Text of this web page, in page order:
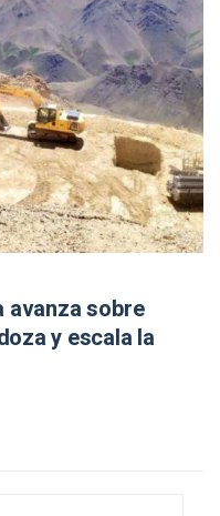
avanza sobre
y escala la